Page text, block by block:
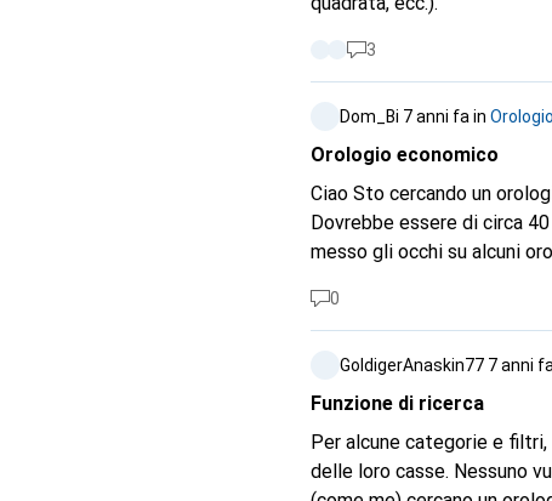
3
Dom_Bi 7 anni fa in
Orologio economico
Ciao Sto cercando un
Dovrebbe essere di circa
messo gli occhi su alcuni
0
GoldigerAnaskin77 7 anni fa
Funzione di ricerca
Per alcune categorie e
delle loro casse. Nessuno